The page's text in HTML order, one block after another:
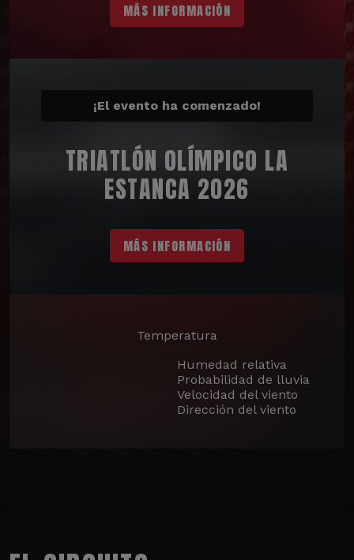
MÁS INFORMACIÓN
¡El evento ha comenzado!
TRIATLÓN OLÍMPICO LA
ESTANCA 2026
MÁS INFORMACIÓN
Temperatura
Humedad relativa
Probabilidad de lluvia
Velocidad del viento
Dirección del viento